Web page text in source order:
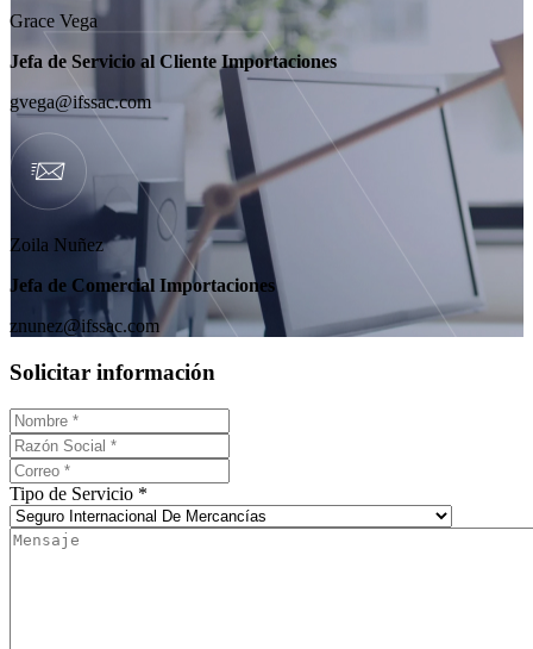
Grace Vega
Jefa de Servicio al Cliente Importaciones
gvega@ifssac.com
Zoila Nuñez
Jefa de Comercial Importaciones
znunez@ifssac.com
Solicitar información
Tipo de Servicio *